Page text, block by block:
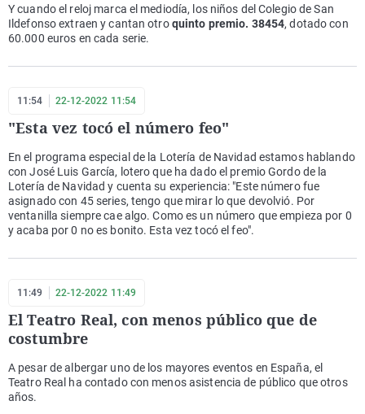
Y cuando el reloj marca el mediodía, los niños del Colegio de San
Ildefonso extraen y cantan otroquinto premio. 38454, dotado con
60.000 euros en cada serie.
11:54 22-12-2022 11:54
"Esta vez tocó el número feo"
En el programa especial de la Lotería de Navidad estamos hablando
con José Luis García, lotero que ha dado el premio Gordo de la
Lotería de Navidad y cuenta su experiencia: "Este número fue
asignado con 45 series, tengo que mirar lo que devolvió. Por
ventanilla siempre cae algo. Como es un número que empieza por 0
y acaba por 0 no es bonito. Esta vez tocó el feo".
11:49 22-12-2022 11:49
El Teatro Real, con menos público que de
costumbre
A pesar de albergar uno de los mayores eventos en España, el
Teatro Real ha contado con menos asistencia de público que otros
años.